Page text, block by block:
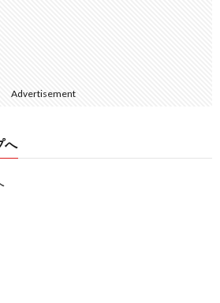
Advertisement
へ